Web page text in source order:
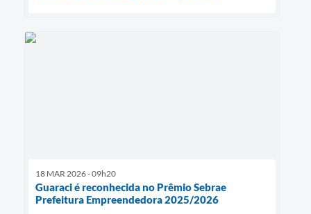
18 MAR 2026 - 09h20
Guaraci é reconhecida no Prêmio Sebrae
Prefeitura Empreendedora 2025/2026